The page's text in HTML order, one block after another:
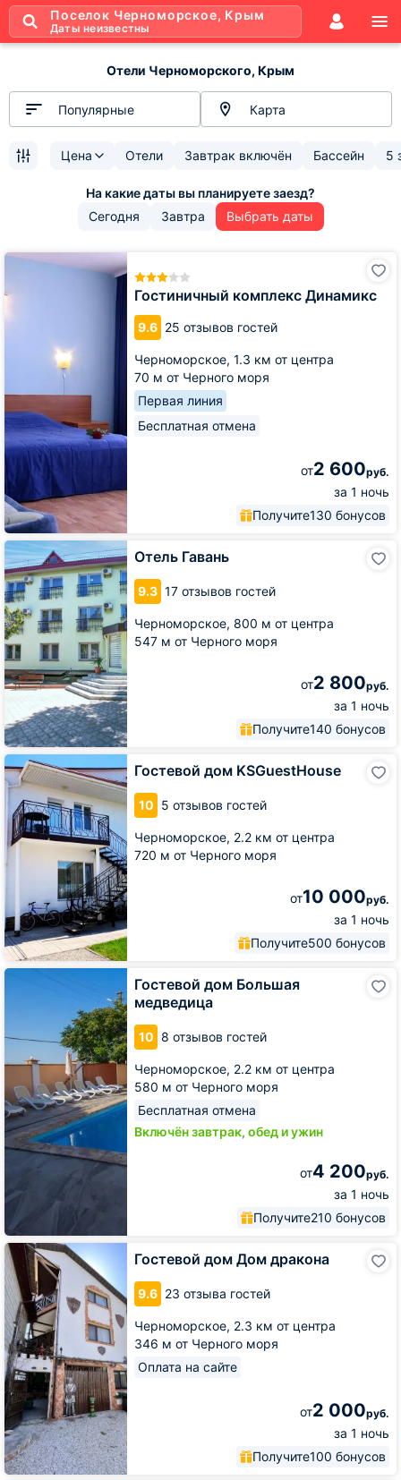
Поселок Черноморское, Крым
Даты неизвестны
Отели Черноморского, Крым
Популярные Карта
Цена Отели Завтрак включён Бассейн 5
Сегодня Завтра Выбрать даты
Гостиничный комплекс Динамикс
9.6 25 отзывов гостей
Черноморское, 1.3 км от центра
70 м от Черного моря
Первая линия
Бесплатная отмена
от2 600руб.
за 1 ночь
Получите130 бонусов
Гостиничный
Динамикс
Отель Гавань
9.3 17 отзывов гостей
Черноморское, 800 м от центра
547 м от Черного моря
от2 800руб.
за 1 ночь
Получите140 бонусов
Отель
Гавань
Гостевой дом KSGuestHouse
10 5 отзывов гостей
Черноморское, 2.2 км от центра
720 м от Черного моря
от10 000руб.
за 1 ночь
Получите500 бонусов
Гостевой
дом
KSGuestHouse
Гостевой дом Большая
медведица
10 8 отзывов гостей
Черноморское, 2.2 км от центра
580 м от Черного моря
Бесплатная отмена
Включён завтрак, обед и ужин
от4 200руб.
за 1 ночь
Получите210 бонусов
Гостевой
Гостевой дом Дом дракона
9.6 23 отзыва гостей
Черноморское, 2.3 км от центра
346 м от Черного моря
Оплата на сайте
от2 000руб.
за 1 ночь
Получите100 бонусов
Гостевой
дом
Дом
дракона